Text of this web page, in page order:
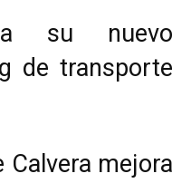
su nuevo
de transporte
Calvera mejora